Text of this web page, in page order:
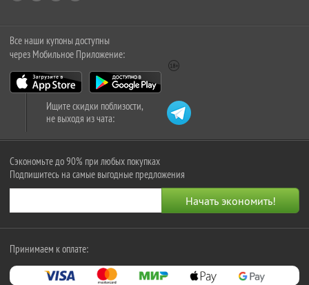
Все наши купоны доступны
через Мобильное Приложение:
Ищите скидки поблизости,
не выходя из чата:
Сэкономьте до 90% при любых покупках
Подпишитесь на самые выгодные предложения
Принимаем к оплате: